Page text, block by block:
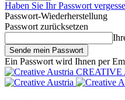
Haben Sie Ihr Passwort
Passwort-Wiederherstellung
Passwort zurücksetzen
Ein Passwort wird Ihnen per
CREATIVE